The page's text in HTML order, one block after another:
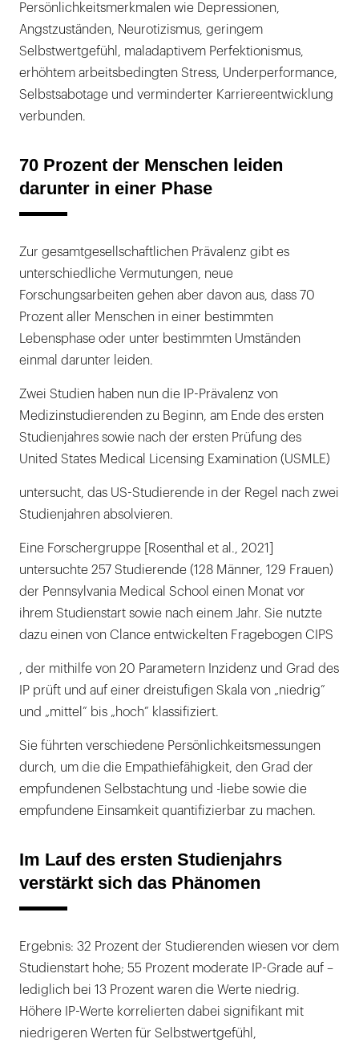
Persönlichkeitsmerkmalen wie Depressionen,
Angstzuständen, Neurotizismus, geringem
Selbstwertgefühl, maladaptivem Perfektionismus,
erhöhtem arbeitsbedingten Stress, Underperformance,
Selbstsabotage und verminderter Karriereentwicklung
verbunden.
70 Prozent der Menschen leiden
darunter in einer Phase
Zur gesamtgesellschaftlichen Prävalenz gibt es
unterschiedliche Vermutungen, neue
Forschungsarbeiten gehen aber davon aus, dass 70
Prozent aller Menschen in einer bestimmten
Lebensphase oder unter bestimmten Umständen
einmal darunter leiden.
Zwei Studien haben nun die IP-Prävalenz von
Medizinstudierenden zu Beginn, am Ende des ersten
Studienjahres sowie nach der ersten Prüfung des
United States Medical Licensing Examination (USMLE)
untersucht, das US-Studierende in der Regel nach zwei
Studienjahren absolvieren.
Eine Forschergruppe [Rosenthal et al., 2021]
untersuchte 257 Studierende (128 Männer, 129 Frauen)
der Pennsylvania Medical School einen Monat vor
ihrem Studienstart sowie nach einem Jahr. Sie nutzte
dazu einen von Clance entwickelten Fragebogen CIPS
, der mithilfe von 20 Parametern Inzidenz und Grad des
IP prüft und auf einer dreistufigen Skala von „niedrig”
und „mittel” bis „hoch” klassifiziert.
Sie führten verschiedene Persönlichkeitsmessungen
durch, um die die Empathiefähigkeit, den Grad der
empfundenen Selbstachtung und -liebe sowie die
empfundene Einsamkeit quantifizierbar zu machen.
Im Lauf des ersten Studienjahrs
verstärkt sich das Phänomen
Ergebnis: 32 Prozent der Studierenden wiesen vor dem
Studienstart hohe; 55 Prozent moderate IP-Grade auf –
lediglich bei 13 Prozent waren die Werte niedrig.
Höhere IP-Werte korrelierten dabei signifikant mit
niedrigeren Werten für Selbstwertgefühl,